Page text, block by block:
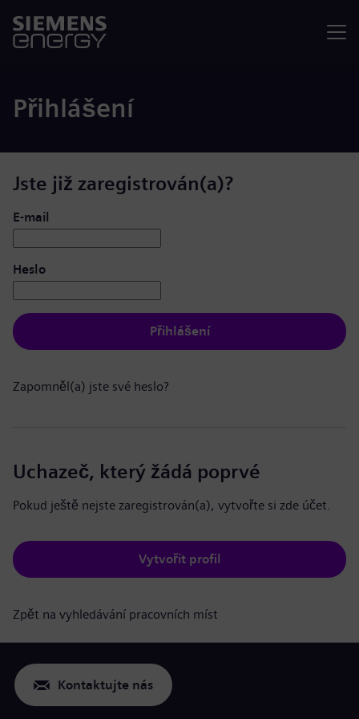
Přihlášení
Jste již zaregistrován(a)?
Přihlášení: uživatel a heslo
E-mail
Heslo
Přihlášení
Zapomněl(a) jste své heslo?
Uchazeč, který žádá poprvé
Pokud ještě nejste zaregistrován(a), vytvořte si zde účet.
Vytvořit profil
Zpět na vyhledávání pracovních míst
Kontaktujte nás